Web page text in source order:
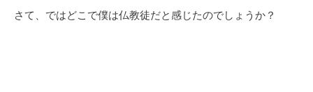
さて、ではどこで僕は仏教徒だと感じたのでしょうか？